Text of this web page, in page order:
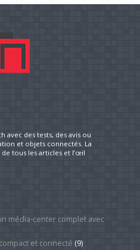
avec des tests, des avis ou
et objets connectés. La
tous les articles et l’œil
média-center complet avec
et connecté (9)